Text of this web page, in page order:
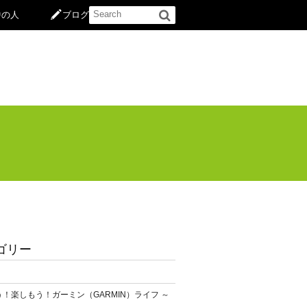
人 ブログ
リー
！楽しもう！ガーミン（GARMIN）ライフ ～